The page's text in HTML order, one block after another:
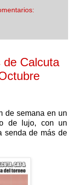
de Calcuta
de semana en un
de lujo, con un
senda de más de